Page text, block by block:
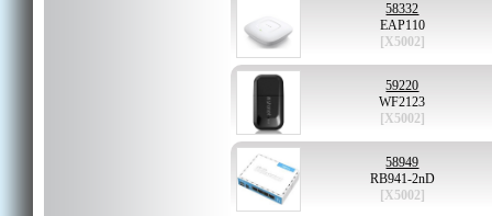
58332
EAP110
[X5002]
59220
WF2123
[X5002]
58949
RB941-2nD
[X5002]